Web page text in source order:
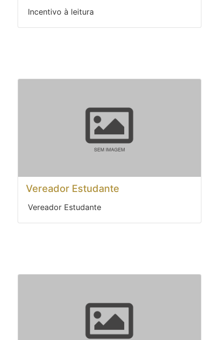
Incentivo à leitura
Vereador Estudante
Vereador Estudante